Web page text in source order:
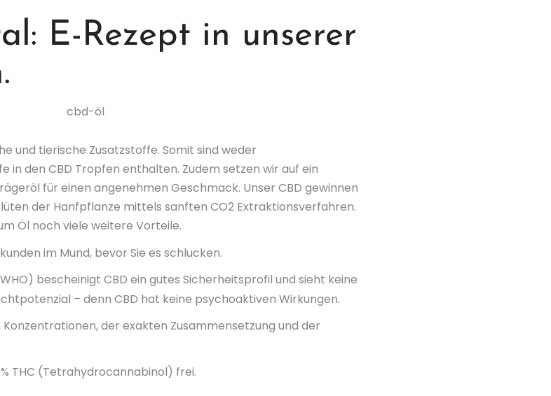
E-Rezept in unserer
und tierische Zusatzstoffe. Somit sind weder
in den CBD Tropfen enthalten. Zudem setzen wir auf ein
für einen angenehmen Geschmack. Unser CBD gewinnen
der Hanfpflanze mittels sanften CO2 Extraktionsverfahren.
Öl noch viele weitere Vorteile.
im Mund, bevor Sie es schlucken.
bescheinigt CBD ein gutes Sicherheitsprofil und sieht keine
– denn CBD hat keine psychoaktiven Wirkungen.
der exakten Zusammensetzung und der
THC (Tetrahydrocannabinol) frei.